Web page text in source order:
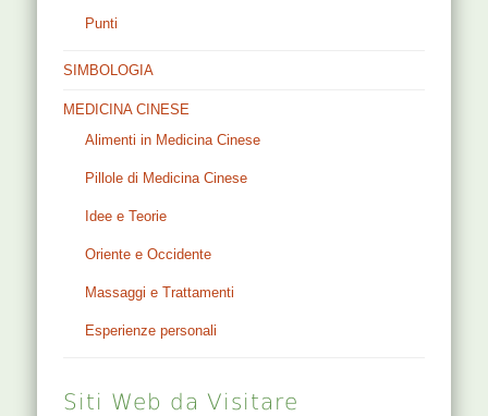
Punti
SIMBOLOGIA
MEDICINA CINESE
Alimenti in Medicina Cinese
Pillole di Medicina Cinese
Idee e Teorie
Oriente e Occidente
Massaggi e Trattamenti
Esperienze personali
Siti Web da Visitare